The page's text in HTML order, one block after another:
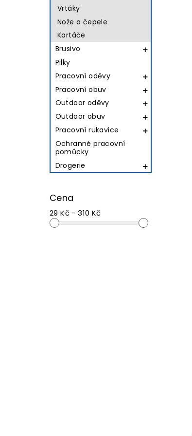
Vrtáky
Nože a čepele
Kartáče
Brusivo

Pilky
Pracovní oděvy

Pracovní obuv 
Outdoor oděvy 
Outdoor obuv 
Pracovní rukavice 
Ochranné pracovní
pomůcky
Drogerie

Cena
29 Kč - 310 Kč